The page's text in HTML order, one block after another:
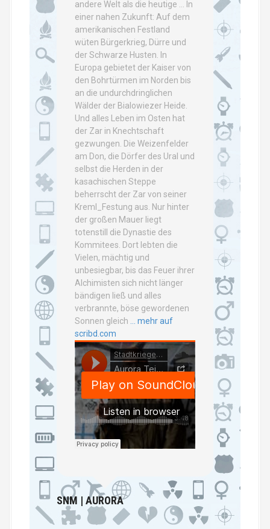
andere Welt als die heutige … In
einer nahen Zukunft: Auf dem
amerikanischen Festland
wüten Bürgerkrieg, Dürre und
der Schwarze Husten. In
Europa gebietet der Kaiser von
den Bohrtürmen im Norden bis
an die undurchdringlichen
Wälder der Bialowiezer Heide.
Und alles Leben im Osten hat
der Zar in Knechtschaft
gezwungen. Die Weizenfelder
am Don, die Dörfer des Ural und
selbst die Herden in der
kasachischen Steppe
beherrscht der Zar von seiner
Kreml_Festung aus. Nur hinter
der großen Mauer liegt
totenstill die Dynastie des
Kommitees. Dort lebten die
Vielen, mächtig und
unbesiegbar, bis das Feuer ihrer
Alchimisten sich nicht länger
bändigen ließ und alles
verbrannte, böse gewordenen
Sonnen gleich
… mehr auf
scribd.com
SNM | AURORA